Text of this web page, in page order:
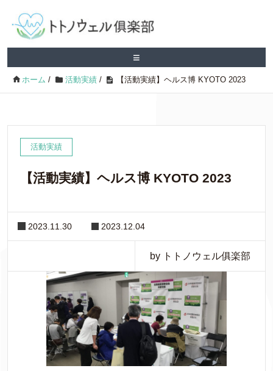
≡
ホーム / 活動実績 / 【活動実績】ヘルス博 KYOTO 2023
活動実績
【活動実績】ヘルス博 KYOTO 2023
2023.11.30 2023.12.04
by トトノウェル俱楽部